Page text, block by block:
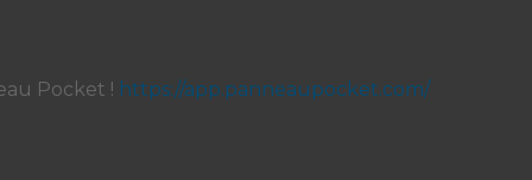
Pocket ! https://app.panneaupocket.com/